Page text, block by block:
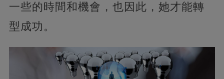
一些的時間和機會，也因此，她才能轉
型成功。